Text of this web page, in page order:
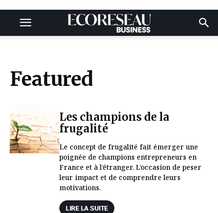
Featured
Les champions de la
frugalité
Le concept de frugalité fait émerger une
poignée de champions entrepreneurs en
France et à l’étranger. L’occasion de peser
leur impact et de comprendre leurs
motivations.
LIRE LA SUITE